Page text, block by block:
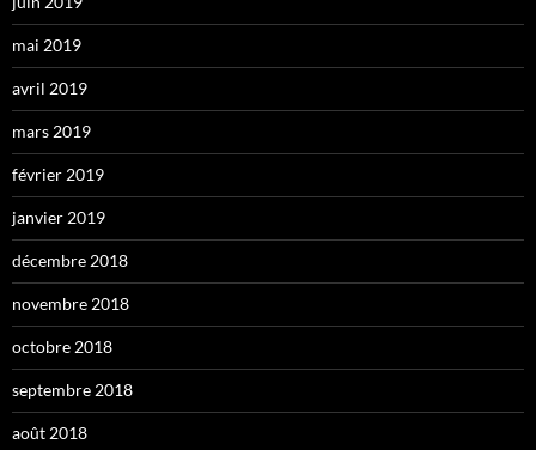
mai 2019
avril 2019
mars 2019
février 2019
janvier 2019
décembre 2018
novembre 2018
octobre 2018
septembre 2018
août 2018